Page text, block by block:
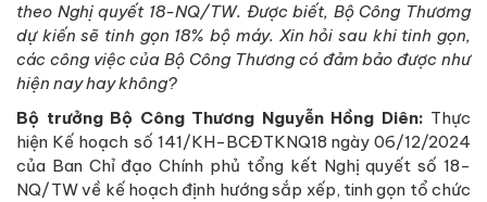
theo Nghị quyết 18-NQ/TW. Được biết, Bộ Công Thươmg
dự kiến sẽ tinh gọn 18% bộ máy. Xin hỏi sau khi tinh gọn,
các công việc của Bộ Công Thương có đảm bảo được như
hiện nay hay không?
Bộ trưởng Bộ Công Thương Nguyễn Hồng Diên: Thực
hiện Kế hoạch số 141/KH-BCĐTKNQ18 ngày 06/12/2024
của Ban Chỉ đạo Chính phủ tổng kết Nghị quyết số 18-
NQ/TW về kế hoạch định hướng sắp xếp, tinh gọn tổ chức